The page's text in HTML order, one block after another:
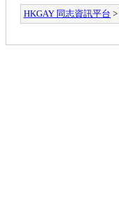
HKGAY 同志資訊平台 >